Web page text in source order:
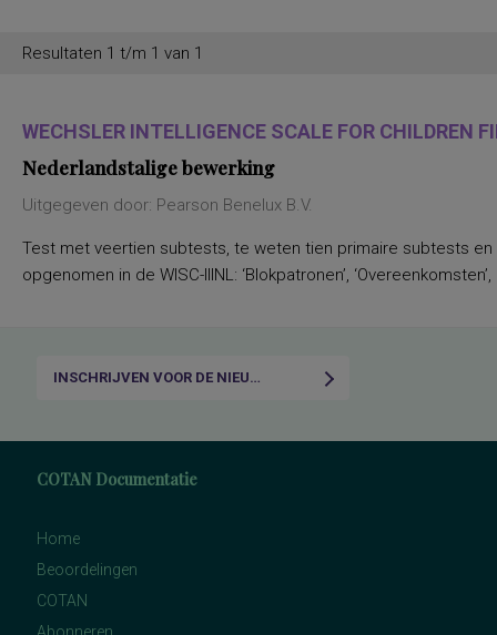
Resultaten 1 t/m 1 van 1
WECHSLER INTELLIGENCE SCALE FOR CHILDREN
Nederlandstalige bewerking
Uitgegeven door: Pearson Benelux B.V.
Test met veertien subtests, te weten tien primaire subtests
opgenomen in de WISC-IIINL: ‘Blokpatronen’,
INSCHRIJVEN VOOR DE NIEUWSBRIEF
COTAN Documentatie
Home
Beoordelingen
COTAN
Abonneren